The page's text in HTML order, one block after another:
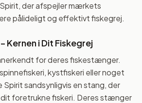
der afspejler mærkets
pålideligt og effektivt fiskegrej.
Kernen i Dit Fiskegrej
for deres fiskestænger.
kystfiskeri eller noget
Spirit sandsynligvis en stang, der
dit foretrukne fiskeri. Deres stænger